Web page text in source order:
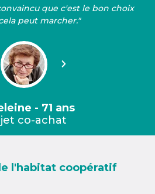
que c'est le bon choix
peut marcher."
Suivant
- 71 ans
co-achat
l'habitat coopératif